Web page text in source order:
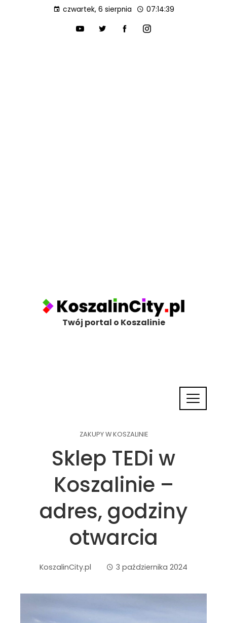
czwartek, 6 sierpnia 07:14:40
Twój portal o Koszalinie
ZAKUPY W KOSZALINIE
Sklep TEDi w
Koszalinie –
adres, godziny
otwarcia
KoszalinCity.pl 3 października 2024